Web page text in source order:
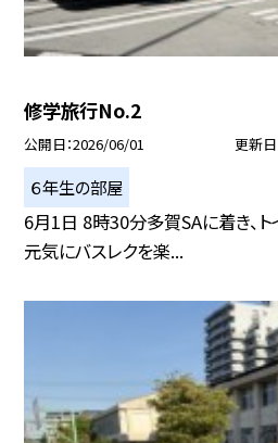
修学旅行No.2
公開日 2026/06/01 更新日
６年生の部屋
6月1日 8時30分多賀SAに着き、ト
元気にバスレクを楽...